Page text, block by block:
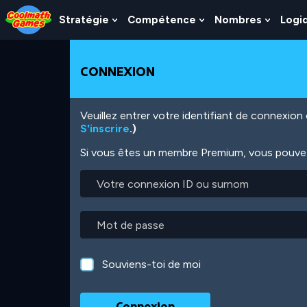
Skip
to
Top
Skip
to
Navigation
Skip
to
Main
Skip
to
Footer
Aller
au
contenu
Stratégie
Show
Submenu
Stratégie
Compétence
Show
Submenu
Nombres
Show
CONNEXION
Veuillez entrer votre identifiant de
S'inscrire.)
Si vous êtes un membre Premium, vous
connexion
ou
surnom
Souviens-toi de moi